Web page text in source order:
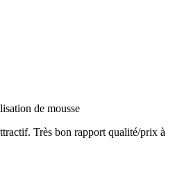
de mousse
Très bon rapport qualité/prix à